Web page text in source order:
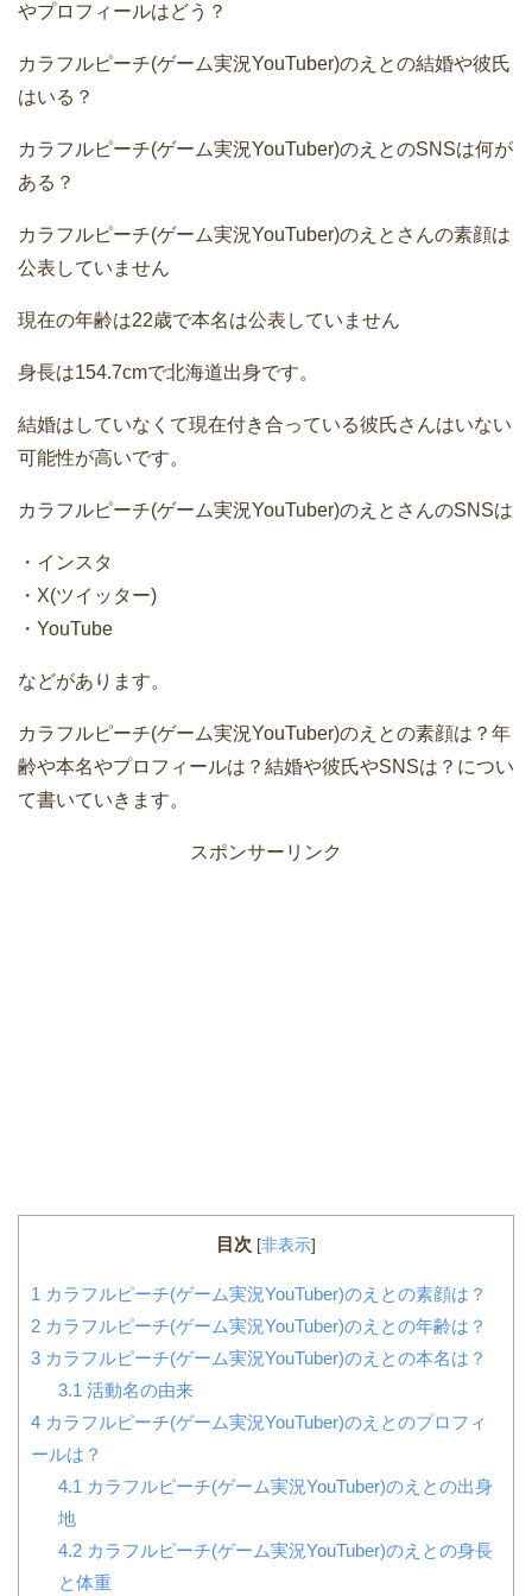
やプロフィールはどう？
カラフルピーチ(ゲーム実況YouTuber)のえとの結婚や彼氏
はいる？
カラフルピーチ(ゲーム実況YouTuber)のえとのSNSは何が
ある？
カラフルピーチ(ゲーム実況YouTuber)のえとさんの素顔は
公表していません
現在の年齢は22歳で本名は公表していません
身長は154.7cmで北海道出身です。
結婚はしていなくて現在付き合っている彼氏さんはいない
可能性が高いです。
カラフルピーチ(ゲーム実況YouTuber)のえとさんのSNSは
・インスタ
・X(ツイッター)
・YouTube
などがあります。
カラフルピーチ(ゲーム実況YouTuber)のえとの素顔は？年
齢や本名やプロフィールは？結婚や彼氏やSNSは？につい
て書いていきます。
スポンサーリンク
目次 [非表示]
1 カラフルピーチ(ゲーム実況YouTuber)のえとの素顔は？
2 カラフルピーチ(ゲーム実況YouTuber)のえとの年齢は？
3 カラフルピーチ(ゲーム実況YouTuber)のえとの本名は？
3.1 活動名の由来
4 カラフルピーチ(ゲーム実況YouTuber)のえとのプロフィ
ールは？
4.1 カラフルピーチ(ゲーム実況YouTuber)のえとの出身
地
4.2カラフルピーチ(ゲーム実況YouTuber)のえとの身長
と体重